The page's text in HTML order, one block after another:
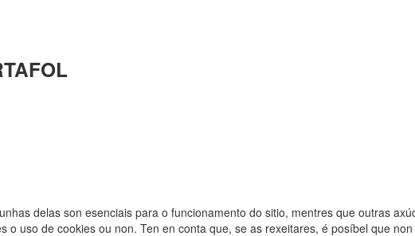
delas son esenciais para o funcionamento do sitio, mentres que outras
o uso de cookies ou non. Ten en conta que, se as rexeitares, é posíbel que